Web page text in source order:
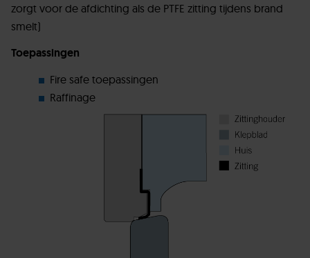
zorgt voor de afdichting als de PTFE zitting tijdens brand
smelt)
Toepassingen
Fire safe toepassingen
Raffinage